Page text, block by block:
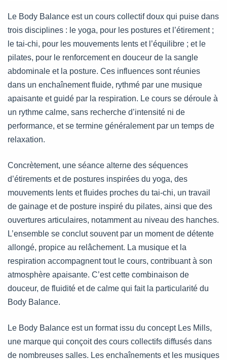
Le Body Balance est un cours collectif doux qui puise dans
trois disciplines : le yoga, pour les postures et l’étirement ;
le tai-chi, pour les mouvements lents et l’équilibre ; et le
pilates, pour le renforcement en douceur de la sangle
abdominale et la posture. Ces influences sont réunies
dans un enchaînement fluide, rythmé par une musique
apaisante et guidé par la respiration. Le cours se déroule à
un rythme calme, sans recherche d’intensité ni de
performance, et se termine généralement par un temps de
relaxation.
Concrètement, une séance alterne des séquences
d’étirements et de postures inspirées du yoga, des
mouvements lents et fluides proches du tai-chi, un travail
de gainage et de posture inspiré du pilates, ainsi que des
ouvertures articulaires, notamment au niveau des hanches.
L’ensemble se conclut souvent par un moment de détente
allongé, propice au relâchement. La musique et la
respiration accompagnent tout le cours, contribuant à son
atmosphère apaisante. C’est cette combinaison de
douceur, de fluidité et de calme qui fait la particularité du
Body Balance.
Le Body Balance est un format issu du concept Les Mills,
une marque qui conçoit des cours collectifs diffusés dans
de nombreuses salles. Les enchaînements et les musiques